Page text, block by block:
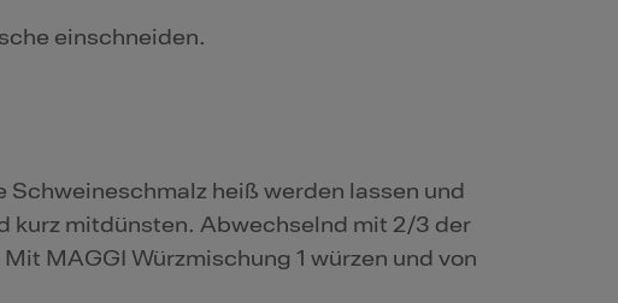
einschneiden.
heiß werden lassen und
kurz mitdünsten. Abwechselnd mit 2/3 der
MAGGI Würzmischung 1 würzen und von